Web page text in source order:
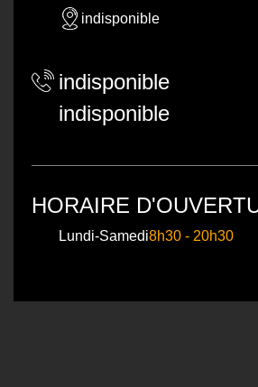
indisponible
indisponible
indisponible
HORAIRE
Lundi-Samedi8h30 - 20h30